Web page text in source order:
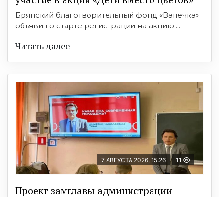
Брянский благотворительный фонд «Ванечка»
объявил о старте регистрации на акцию ...
Читать далее
7 АВГУСТА 2026, 15:26 11
Проект замглавы администрации